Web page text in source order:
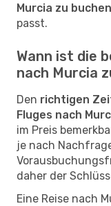
Murcia zu buchen
passt.
Wann ist die
nach Murcia
Den richtigen
Fluges nach
im Preis
je nach
daher der
Eine Reise nach